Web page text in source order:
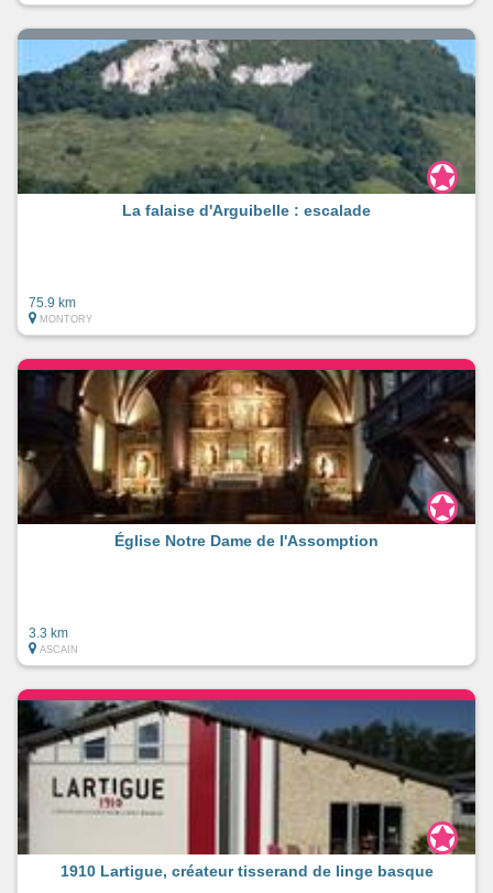
La falaise d'Arguibelle : escalade
75.9 km
MONTORY
Église Notre Dame de l'Assomption
3.3 km
ASCAIN
1910 Lartigue, créateur tisserand de linge basque